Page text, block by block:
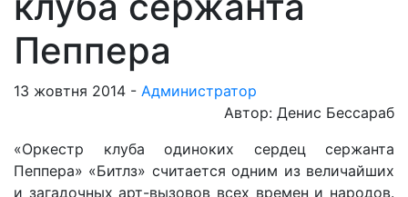
Пеппера
13 жовтня 2014 - Администратор
Автор: Денис Бессараб
«Оркестр клуба одиноких сердец сержанта
Пеппера» «Битлз» считается одним из величайших
и загадочных арт-вызовов всех времен и народов.